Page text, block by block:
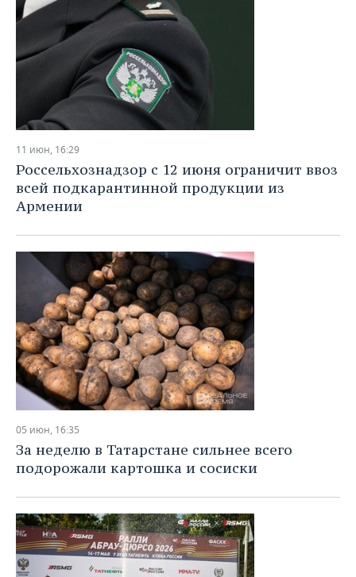
11 июн, 16:29
Россельхознадзор с 12 июня ограничит ввоз
всей подкарантинной продукции из
Армении
05 июн, 16:35
За неделю в Татарстане сильнее всего
подорожали картошка и сосиски